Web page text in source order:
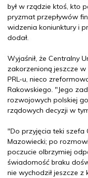
był w rządzie ktoś, kto
pryzmat przepływów
widzenia koniunktury i
dodał.
Wyjaśnił, że Centralny
zakorzenioną jeszcze
PRL-u, nieco
Rakowskiego. "Jego
rozwojowych polskiej
rządowych decyzji w
"Do przyjęcia teki szefa
Mazowiecki; po
poczucie olbrzymiej
świadomość braku
nie wychodził jeszcze z